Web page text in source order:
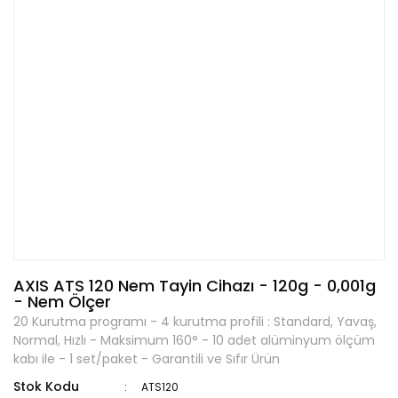
AXIS ATS 120 Nem Tayin Cihazı - 120g - 0,001g
- Nem Ölçer
20 Kurutma programı - 4 kurutma profili : Standard, Yavaş,
Normal, Hızlı - Maksimum 160° - 10 adet alüminyum ölçüm
kabı ile - 1 set/paket - Garantili ve Sıfır Ürün
Stok Kodu
ATS120